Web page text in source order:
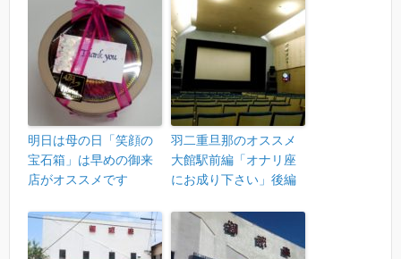
明日は母の日「笑顔の
宝石箱」は早めの御来
店がオススメです
羽二重旦那のオススメ
大館駅前編「オナリ座
にお成り下さい」後編